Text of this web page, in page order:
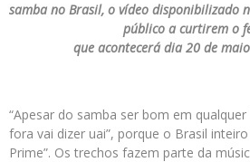
samba no Brasil, o vídeo disponibilizado
público a curtirem o
que acontecerá dia 20 de
“Apesar do samba ser bom em
fora vai dizer uai”, porque o Brasil
Prime”. Os trechos fazem parte da